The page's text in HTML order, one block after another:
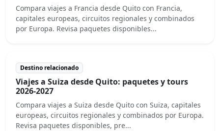
Compara viajes a Francia desde Quito con Francia,
capitales europeas, circuitos regionales y combinados
por Europa. Revisa paquetes disponibles...
Destino relacionado
Viajes a Suiza desde Quito: paquetes y tours
2026-2027
Compara viajes a Suiza desde Quito con Suiza, capitales
europeas, circuitos regionales y combinados por Europa.
Revisa paquetes disponibles, pre...